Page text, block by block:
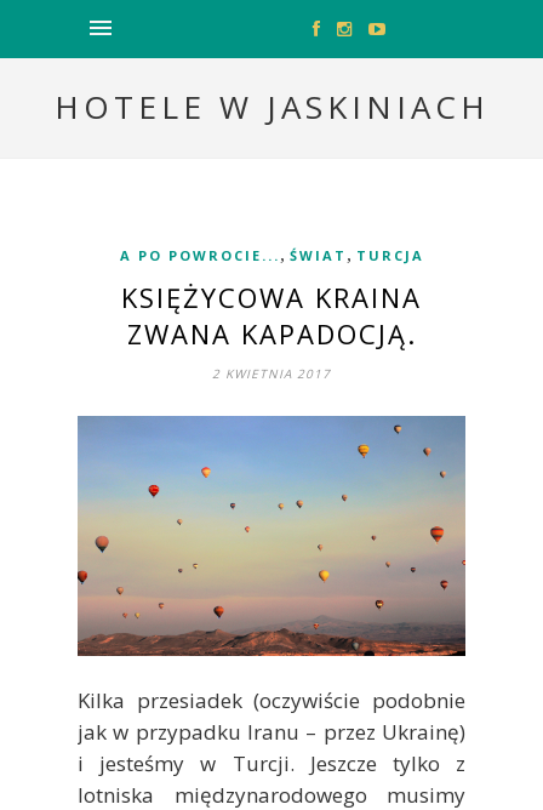
HOTELE W JASKINIACH
A PO POWROCIE... , ŚWIAT , TURCJA
KSIĘŻYCOWA KRAINA
ZWANA KAPADOCJĄ.
2 KWIETNIA 2017
Kilka przesiadek (oczywiście podobnie
jak w przypadku Iranu – przez Ukrainę)
i jesteśmy w Turcji. Jeszcze tylko z
lotniska międzynarodowego musimy